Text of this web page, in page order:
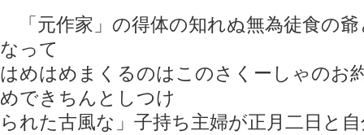
「元作家」の得体の知れぬ無為徒食の
なって
はめはめまくるのはこのさくーしゃのお
めできちんとしつけ
られた古風な」子持ち主婦が正月二日と